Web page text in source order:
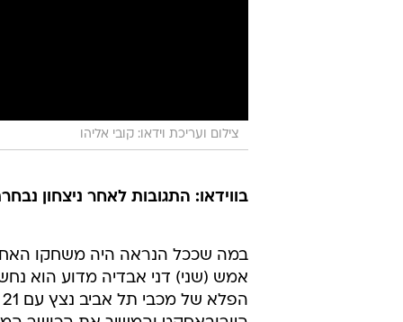
צילום ועריכת וידאו: קובי אליהו
בווידאו: התגובות לאחר ניצחון
אמש (שני) דני אבדיה מדוע הוא